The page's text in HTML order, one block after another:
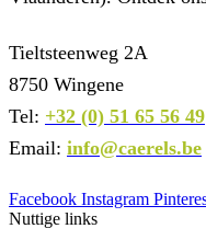
Tieltsteenweg 2A
8750 Wingene
Tel: +32 (0) 51 65 56 49
Email: info@caerels.be
Facebook Instagram
Nuttige links